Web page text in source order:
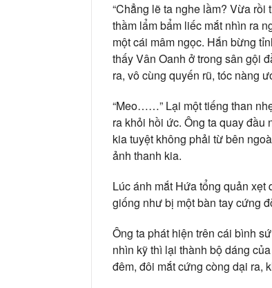
“Chẳng lẽ ta nghe lầm? Vừa rồi
thầm lẩm bẩm liếc mắt nhìn ra
một cái mâm ngọc. Hắn bừng
thấy Vân Oanh ở trong sân gội
ra, vô cùng quyến rũ, tóc nàng
“Meo……” Lại một tiếng than
ra khỏi hồi ức. Ông ta quay đầu
kia tuyệt không phải từ bên
ảnh thanh kia.
Lúc ánh mắt Hứa tổng quản
giống như bị một bàn tay cứng
Ông ta phát hiện trên cái bình
nhìn kỹ thì lại thành bộ dáng
đêm, đôi mắt cứng còng dại ra,